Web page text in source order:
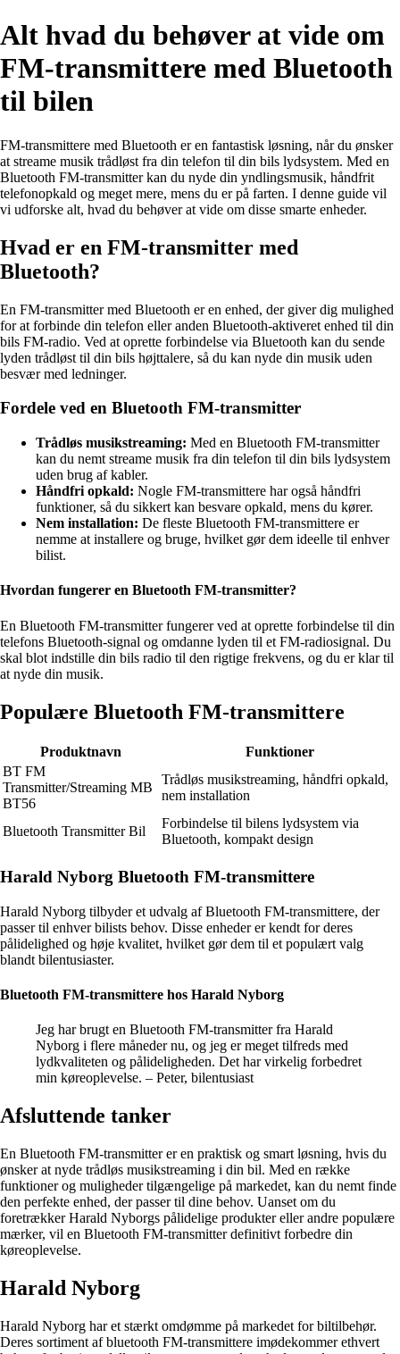
Alt hvad du behøver at vide om
FM-transmittere med Bluetooth
til bilen
FM-transmittere med Bluetooth er en fantastisk løsning, når du ønsker
at streame musik trådløst fra din telefon til din bils lydsystem. Med en
Bluetooth FM-transmitter kan du nyde din yndlingsmusik, håndfrit
telefonopkald og meget mere, mens du er på farten. I denne guide vil
vi udforske alt, hvad du behøver at vide om disse smarte enheder.
Hvad er en FM-transmitter med
Bluetooth?
En FM-transmitter med Bluetooth er en enhed, der giver dig mulighed
for at forbinde din telefon eller anden Bluetooth-aktiveret enhed til din
bils FM-radio. Ved at oprette forbindelse via Bluetooth kan du sende
lyden trådløst til din bils højttalere, så du kan nyde din musik uden
besvær med ledninger.
Fordele ved en Bluetooth FM-transmitter
Trådløs musikstreaming: Med en Bluetooth FM-transmitter
kan du nemt streame musik fra din telefon til din bils lydsystem
uden brug af kabler.
Håndfri opkald: Nogle FM-transmittere har også håndfri
funktioner, så du sikkert kan besvare opkald, mens du kører.
Nem installation: De fleste Bluetooth FM-transmittere er
nemme at installere og bruge, hvilket gør dem ideelle til enhver
bilist.
Hvordan fungerer en Bluetooth FM-transmitter?
En Bluetooth FM-transmitter fungerer ved at oprette forbindelse til din
telefons Bluetooth-signal og omdanne lyden til et FM-radiosignal. Du
skal blot indstille din bils radio til den rigtige frekvens, og du er klar til
at nyde din musik.
Populære Bluetooth FM-transmittere
Produktnavn
Funktioner
BT FM
Transmitter/Streaming MB
BT56
Trådløs musikstreaming, håndfri opkald,
nem installation
Bluetooth Transmitter Bil
Forbindelse til bilens lydsystem via
Bluetooth, kompakt design
Harald Nyborg Bluetooth FM-transmittere
Harald Nyborg tilbyder et udvalg af Bluetooth FM-transmittere, der
passer til enhver bilists behov. Disse enheder er kendt for deres
pålidelighed og høje kvalitet, hvilket gør dem til et populært valg
blandt bilentusiaster.
Bluetooth FM-transmittere hos Harald Nyborg
Jeg har brugt en Bluetooth FM-transmitter fra Harald
Nyborg i flere måneder nu, og jeg er meget tilfreds med
lydkvaliteten og pålideligheden. Det har virkelig forbedret
min køreoplevelse. – Peter, bilentusiast
Afsluttende tanker
En Bluetooth FM-transmitter er en praktisk og smart løsning, hvis du
ønsker at nyde trådløs musikstreaming i din bil. Med en række
funktioner og muligheder tilgængelige på markedet, kan du nemt finde
den perfekte enhed, der passer til dine behov. Uanset om du
foretrækker Harald Nyborgs pålidelige produkter eller andre populære
mærker, vil en Bluetooth FM-transmitter definitivt forbedre din
køreoplevelse.
Harald Nyborg
Harald Nyborg har et stærkt omdømme på markedet for biltilbehør.
Deres sortiment af bluetooth FM-transmittere imødekommer ethvert